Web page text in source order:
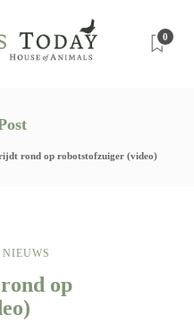
0
rond op robotstofzuiger (video)
NIEUWS
op